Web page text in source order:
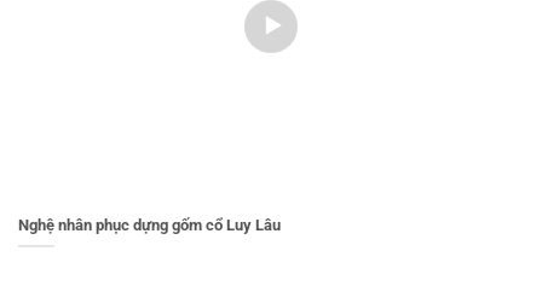
Nghệ nhân phục dựng gốm cổ Luy Lâu